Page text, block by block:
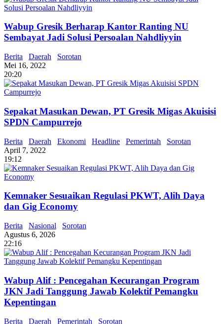
Wabup Gresik Berharap Kantor Ranting NU
Sembayat Jadi Solusi Persoalan Nahdliyyin
Berita Daerah
Sorotan
Mei 16, 2022
20:20
Sepakat Masukan Dewan, PT Gresik Migas Akuisisi
SPDN Campurrejo
Berita Daerah Ekonomi Headline Pemerintah
Sorotan
April 7, 2022
19:12
Kemnaker Sesuaikan Regulasi PKWT, Alih Daya
dan Gig Economy
Berita Nasional
Sorotan
Agustus 6, 2026
22:16
Wabup Alif : Pencegahan Kecurangan Program
JKN Jadi Tanggung Jawab Kolektif Pemangku
Kepentingan
Berita Daerah Pemerintah
Sorotan